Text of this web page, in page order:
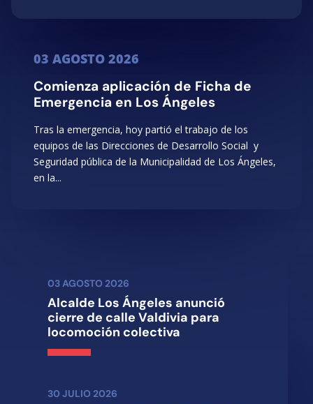
Comienza aplicación de Ficha de
Emergencia en Los Ángeles
03 AGOSTO 2026
Tras la emergencia, hoy partió el trabajo de los
equipos de las Direcciones de Desarrollo Social y
Seguridad pública de la Municipalidad de Los Ángeles,
en la...
Alcalde Los Ángeles anunció
cierre de calle Valdivia para
locomoción colectiva
03 AGOSTO 2026
30 JULIO 2026